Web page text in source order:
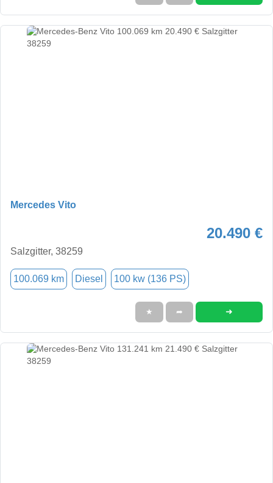
Mercedes Vito
20.490 €
Salzgitter, 38259
100.069 km Diesel 100 kw (136 PS)
★ ➦ ➜